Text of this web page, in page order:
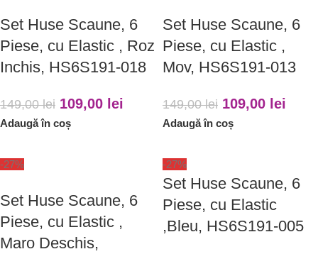
Set Huse Scaune, 6
Piese, cu Elastic , Roz
Inchis, HS6S191-018
149,00lei 109,00 lei
Adaugă în coș
Set Huse Scaune, 6
Piese, cu Elastic ,
Mov, HS6S191-013
149,00lei 109,00 lei
Adaugă în coș
-27%
Set Huse Scaune, 6
Piese, cu Elastic ,
Maro Deschis,
-27%
Set Huse Scaune, 6
Piese, cu Elastic
,Bleu, HS6S191-005